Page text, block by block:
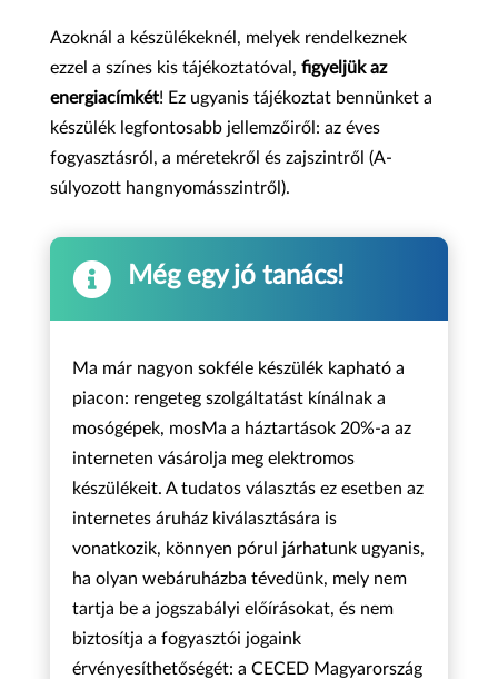
Azoknál a készülékeknél, melyek rendelkeznek
ezzel a színes kis tájékoztatóval, figyeljük az
energiacímkét! Ez ugyanis tájékoztat bennünket a
készülék legfontosabb jellemzőiről: az éves
fogyasztásról, a méretekről és zajszintről (A-
súlyozott hangnyomásszintről).
 Még egy jó tanács!
Ma már nagyon sokféle készülék kapható a
piacon: rengeteg szolgáltatást kínálnak a
mosógépek, mosMa a háztartások 20%-a az
interneten vásárolja meg elektromos
készülékeit. A tudatos választás ez esetben az
internetes áruház kiválasztására is
vonatkozik, könnyen pórul járhatunk ugyanis,
ha olyan webáruházba tévedünk, mely nem
tartja be a jogszabályi előírásokat, és nem
biztosítja a fogyasztói jogaink
érvényesíthetőségét: a CECED Magyarország